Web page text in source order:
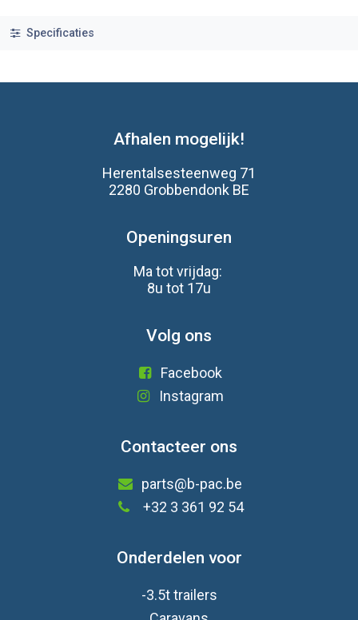
Specificaties
Afhalen mogelijk!
Herentalsesteenweg 71
2280 Grobbendonk BE
Openingsuren
Ma tot vrijdag:
8u tot 17u
Volg ons
Facebook
Instagram
Contacteer ons
parts@b-pac.be
+32 3 361 92 54
Onderdelen voor
-3.5t trailers